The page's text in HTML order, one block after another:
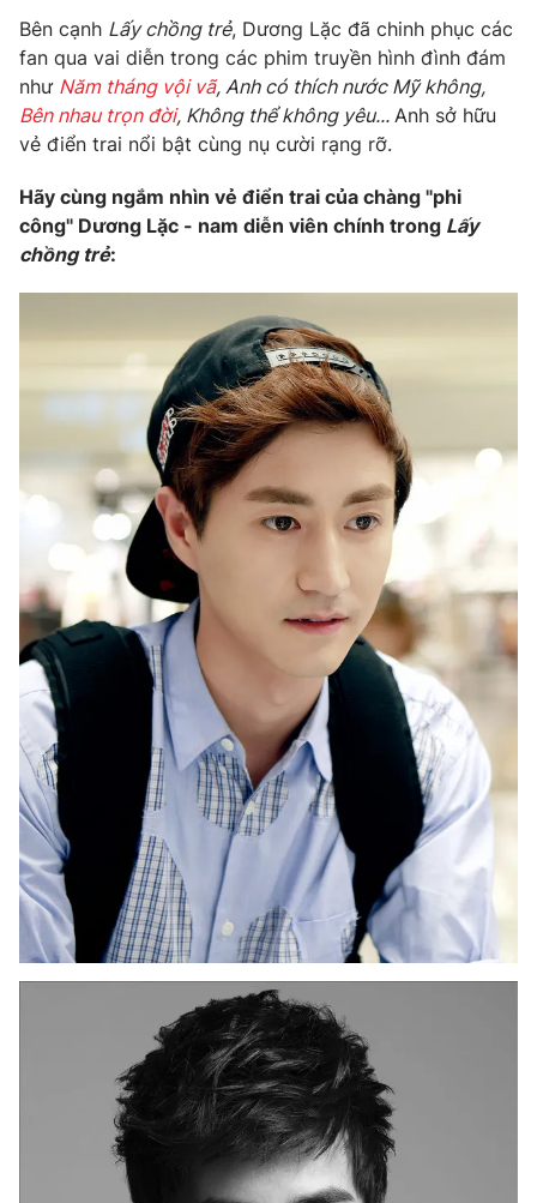
Chất lượng cuộc sống
Học trực tuyến
Hitech Công nghệ tương lai
Sản phẩm
Thị trường
Tư vấn
Giao lưu trực tuyến
Lịch phát sóng
Chuyên mục khác
Infographic
Video Shorts video
VTV Money VTV Thể thao
VTV Sức khoẻ Bất động sản
Thị trường 24h Tấm lòng Việt
VTV4 Vươn mình bằng AI
VTV9 VTV8
Liên hệ tòa soạn English
THỜI BÁO VTV
Theo dõi báo trên
Cơ quan chủ quản:
Đài Truyền hình Việt Nam
Cơ quan báo chí:
Thời báo VTV
Bên cạnh Lấy chồng trẻ, Dương Lặc đã chinh phục các
fan qua vai diễn trong các phim truyền hình đình đám
như Năm tháng vội vã, Anh có thích nước Mỹ không,
Bên nhau trọn đời, Không thể không yêu... Anh sở hữu
vẻ điển trai nổi bật cùng nụ cười rạng rỡ.
Hãy cùng ngắm nhìn vẻ điển trai của chàng "phi
công" Dương Lặc - nam diễn viên chính trong Lấy
chồng trẻ: